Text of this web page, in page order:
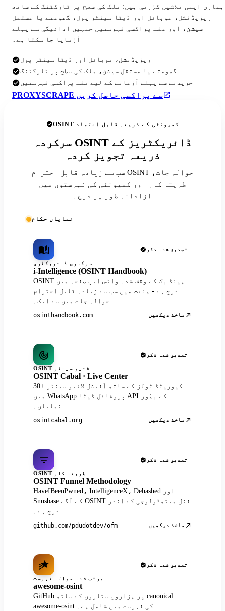
ہماری اپنی تلاشیں گزرتی ہیں: ملک کی سطح پر ٹارگٹنگ کے ساتھ
ریزیڈنشل، موبائل اور ڈیٹا سینٹر پول، گھومتے یا مستقل
سیشن، اور مفت پراکسی فہرستیں جنہیں ادائیگی سے پہلے
آزمایا جا سکتا ہے۔
ریزیڈنشل، موبائل اور ڈیٹا سینٹر پول
گھومتے یا مستقل سیشن، ملک کی سطح پر ٹارگٹنگ
خریدنے سے پہلے آزمانے کے لیے مفت پراکسی فہرستیں
PROXYSCRAPE سے پراکسی حاصل کریں
OSINT کمیونٹی کے ذریعہ قابل اعتماد
سرکردہ OSINT ڈائریکٹریز کے
ذریعہ تجویز کردہ
سب سے زیادہ قابل احترام OSINT حوالہ جات،
طریقہ کار اور کمیونٹی کی فہرستوں میں
آزادانہ طور پر درج۔
نمایاں حکام
تصدیق شدہ ذکر
سرکاری ڈائریکٹری
i-Intelligence (OSINT Handbook)
OSINT ہینڈ بک کے وقف شدہ واٹس ایپ صفحہ میں
درج ہے - صنعت میں سب سے زیادہ قابل احترام
حوالہ جات میں سے ایک۔
osinthandbook.com ماخذ دیکھیں
تصدیق شدہ ذکر
OSINT لائیو سینٹر
OSINT Cabal · Live Center
30+ کیوریٹڈ ٹولز کے ساتھ آفیشل لائیو سینٹر
میں WhatsApp پروفائل ڈیٹا API کے بطور
نمایاں۔
osintcabal.org ماخذ دیکھیں
تصدیق شدہ ذکر
OSINT طریقہ کار
OSINT Funnel Methodology
HaveIBeenPwned، IntelligenceX، Dehashed اور
Snusbase کے آگے OSINT فنل میتھڈولوجی کے اندر
درج ہے۔
github.com/pdudotdev/ofm ماخذ دیکھیں
تصدیق شدہ ذکر
مرتب شدہ حوالہ فہرست
awesome-osint
GitHub پر ہزاروں ستاروں کے ساتھ canonical
awesome-osint کی فہرست میں شامل ہے۔